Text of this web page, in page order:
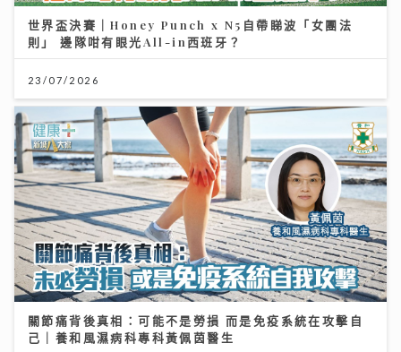
世界盃決賽｜Honey Punch x N5自帶睇波「女團法
則」 邊隊咁有眼光All-in西班牙？
23/07/2026
關節痛背後真相：可能不是勞損 而是免疫系統在攻擊自
己｜養和風濕病科專科黃佩茵醫生